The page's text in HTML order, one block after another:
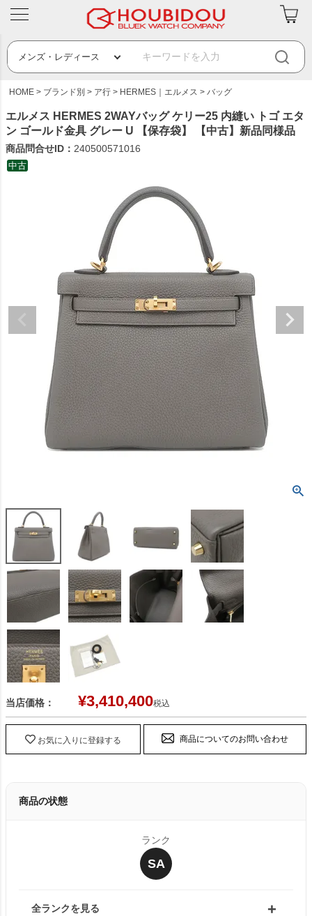
HOME ブランド別 ア行 HERMES｜エルメス バッグ
エルメス HERMES 2WAYバッグ ケリー25 内縫い トゴ エタ
ン ゴールド金具 グレー U 【保存袋】 【中古】新品同様品
商品問合せID： 240500571016
中古
当店価格： ¥3,410,400税込
お気に入りに登録する 商品についてのお問い合わせ
商品の状態
ランク
SA
全ランクを見る